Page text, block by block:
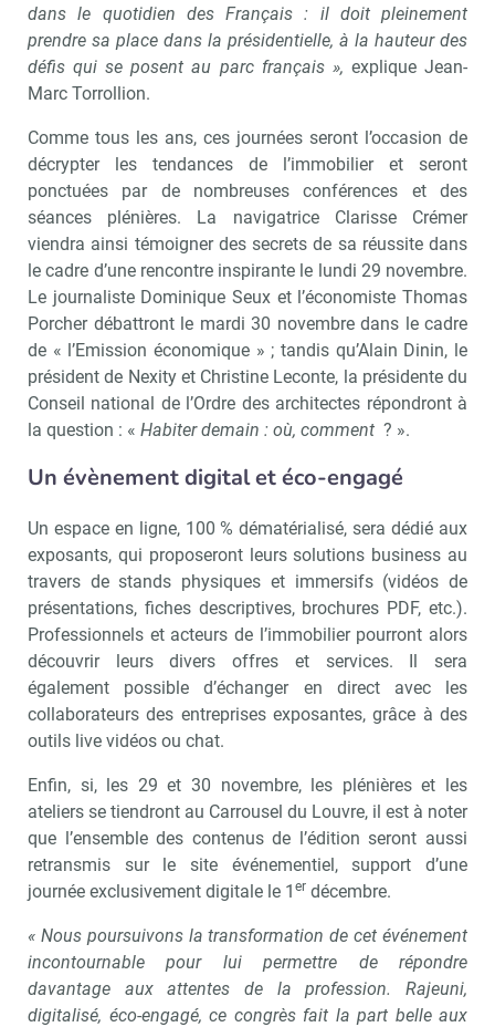
dans le quotidien des Français : il doit pleinement
prendre sa place dans la présidentielle, à la hauteur des
défis qui se posent au parc français », explique Jean-
Marc Torrollion.
Comme tous les ans, ces journées seront l’occasion de
décrypter les tendances de l’immobilier et seront
ponctuées par de nombreuses conférences et des
séances plénières. La navigatrice Clarisse Crémer
viendra ainsi témoigner des secrets de sa réussite dans
le cadre d’une rencontre inspirante le lundi 29 novembre.
Le journaliste Dominique Seux et l’économiste Thomas
Porcher débattront le mardi 30 novembre dans le cadre
de « l’Emission économique » ; tandis qu’Alain Dinin, le
président de Nexity et Christine Leconte, la présidente du
Conseil national de l’Ordre des architectes répondront à
la question : « Habiter demain : où, comment ? ».
Un évènement digital et éco-engagé
Un espace en ligne, 100 % dématérialisé, sera dédié aux
exposants, qui proposeront leurs solutions business au
travers de stands physiques et immersifs (vidéos de
présentations, fiches descriptives, brochures PDF, etc.).
Professionnels et acteurs de l’immobilier pourront alors
découvrir leurs divers offres et services. Il sera
également possible d’échanger en direct avec les
collaborateurs des entreprises exposantes, grâce à des
outils live vidéos ou chat.
Enfin, si, les 29 et 30 novembre, les plénières et les
ateliers se tiendront au Carrousel du Louvre, il est à noter
que l’ensemble des contenus de l’édition seront aussi
retransmis sur le site événementiel, support d’une
journée exclusivement digitale le 1 er décembre.
« Nous poursuivons la transformation de cet événement
incontournable pour lui permettre de répondre
davantage aux attentes de la profession. Rajeuni,
digitalisé, éco-engagé, ce congrès fait la part belle aux